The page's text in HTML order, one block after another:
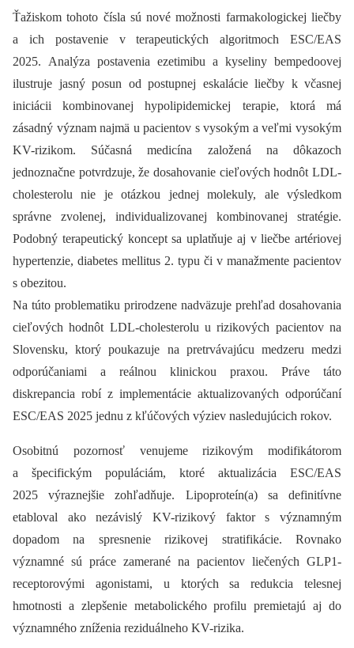
Ťažiskom tohoto čísla sú nové možnosti farmakologickej liečby
a ich postavenie v terapeutických algoritmoch ESC/EAS
2025. Analýza postavenia ezetimibu a kyseliny bempedoovej
ilustruje jasný posun od postupnej eskalácie liečby k včasnej
iniciácii kombinovanej hypolipidemickej terapie, ktorá má
zásadný význam najmä u pacientov s vysokým a veľmi vysokým
KV-rizikom. Súčasná medicína založená na dôkazoch
jednoznačne potvrdzuje, že dosahovanie cieľových hodnôt LDL-
cholesterolu nie je otázkou jednej molekuly, ale výsledkom
správne zvolenej, individualizovanej kombinovanej stratégie.
Podobný terapeutický koncept sa uplatňuje aj v liečbe artériovej
hypertenzie, diabetes mellitus 2. typu či v manažmente pacientov
s obezitou.
Na túto problematiku prirodzene nadväzuje prehľad dosahovania
cieľových hodnôt LDL-cholesterolu u rizikových pacientov na
Slovensku, ktorý poukazuje na pretrvávajúcu medzeru medzi
odporúčaniami a reálnou klinickou praxou. Práve táto
diskrepancia robí z implementácie aktualizovaných odporúčaní
ESC/EAS 2025 jednu z kľúčových výziev nasledujúcich rokov.
Osobitnú pozornosť venujeme rizikovým modifikátorom
a špecifickým populáciám, ktoré aktualizácia ESC/EAS
2025 výraznejšie zohľadňuje. Lipoproteín(a) sa definitívne
etabloval ako nezávislý KV-rizikový faktor s významným
dopadom na spresnenie rizikovej stratifikácie. Rovnako
významné sú práce zamerané na pacientov liečených GLP1-
receptorovými agonistami, u ktorých sa redukcia telesnej
hmotnosti a zlepšenie metabolického profilu premietajú aj do
významného zníženia reziduálneho KV-rizika.